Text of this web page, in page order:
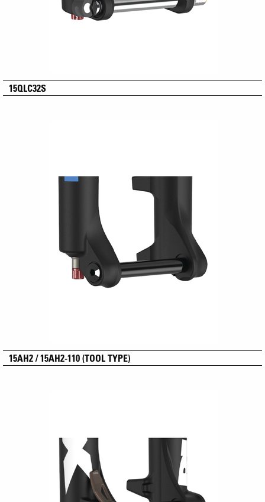
15QLC32S
15AH2 / 15AH2-110 (TOOL TYPE)